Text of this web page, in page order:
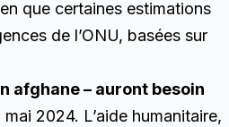
que certaines estimations
de l’ONU, basées sur
afghane – auront besoin
2024. L’aide humanitaire,